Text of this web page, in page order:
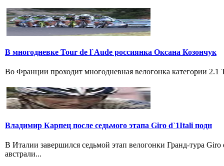
В многодневке Tour de l`Aude россиянка Оксана Козончук
Во Франции проходит многодневная велогонка категории
Владимир Карпец после седьмого этапа Giro d`1Itali подн
В Италии завершился седьмой этап велогонки Гранд-тура
австрали...